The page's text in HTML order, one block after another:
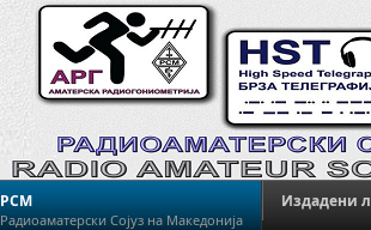
РСМ
Радиоаматерски Сојуз на Македонија
Издадени